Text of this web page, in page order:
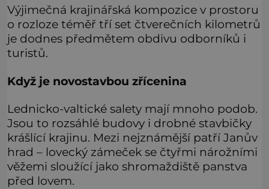
Výjimečná krajinářská kompozice v prostoru
o rozloze téměř tří set čtverečních kilometrů
je dodnes předmětem obdivu odborníků i
turistů.
Když je novostavbou zřícenina
Lednicko-valtické salety mají mnoho podob.
Jsou to rozsáhlé budovy i drobné stavbičky
krášlící krajinu. Mezi nejznámější patří Janův
hrad – lovecký zámeček se čtyřmi nárožními
věžemi sloužící jako shromaždiště panstva
před lovem.